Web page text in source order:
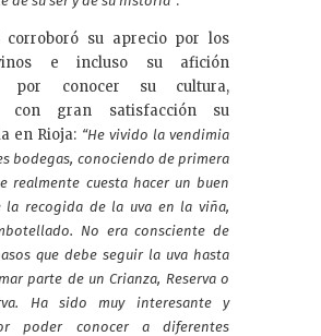
corroboró su aprecio por los
e incluso su afición
por conocer su cultura,
con gran satisfacción su
en Rioja: “He vivido la vendimia
bodegas, conociendo de primera
realmente cuesta hacer un buen
la recogida de la uva en la viña,
No era consciente de
que debe seguir la uva hasta
parte de un Crianza, Reserva o
Ha sido muy interesante y
poder conocer a diferentes